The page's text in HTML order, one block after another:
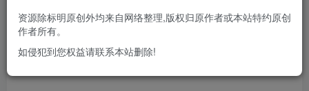
您当前未登录！建议登陆后购买，可保存购买订单
项目概况
资源除标明原创外均来自网络整理,版权归原作者或本站特约原创
作者所有。
如侵犯到您权益请联系本站删除!